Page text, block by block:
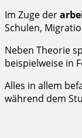
Im Zuge der
Schulen,
Neben Theorie
beispielweise in
Alles in allem
während dem